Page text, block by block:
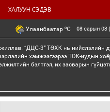
ХАЛУУН СЭДЭВ
Улаанбаатар oC 08 сарын 08
“ДЦС-3” ТӨХК нь нийслэлийн
хэмжээгээрээ ТӨК-иудын
бэлтгэл, их засварын